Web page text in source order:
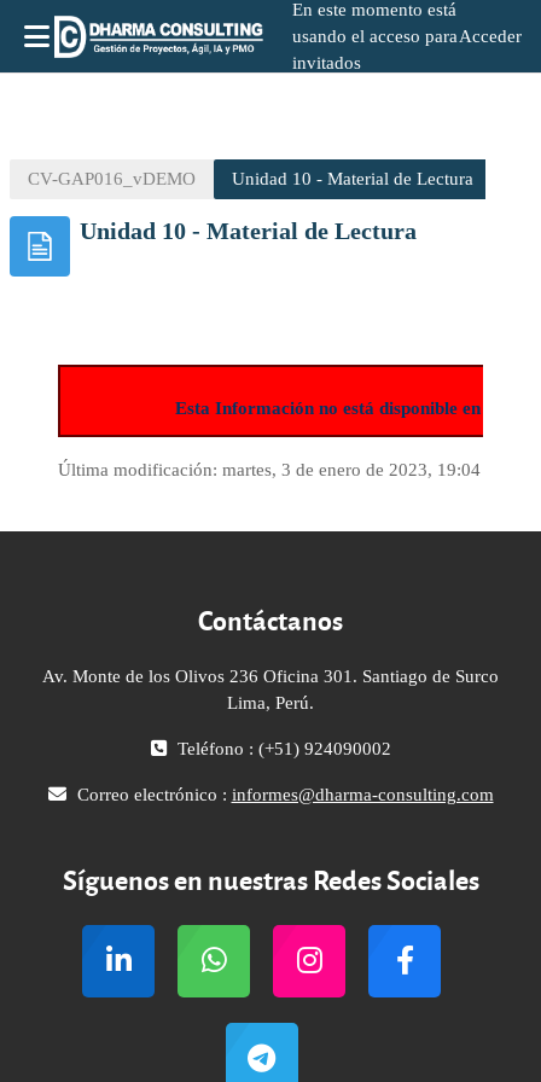
En este momento está
usando el acceso para
invitados
Acceder
CV-GAP016_vDEMO Unidad 10 - Material de Lectura
Unidad 10 - Material de Lectura
Esta Información no está disponible en la
Última modificación: martes, 3 de enero de 2023, 19:04
Contáctanos
Av. Monte de los Olivos 236 Oficina 301. Santiago de Surco
Lima, Perú.
Teléfono : (+51) 924090002
Correo electrónico : informes@dharma-consulting.com
Síguenos en nuestras Redes Sociales